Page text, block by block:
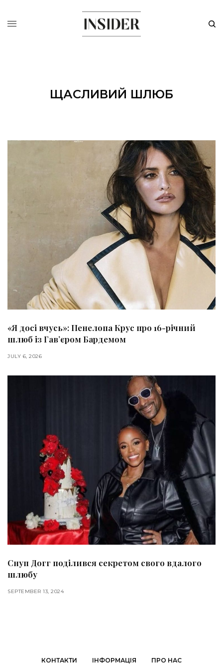
ЩАСЛИВИЙ ШЛЮБ
«Я досі вчусь»: Пенелопа Крус про 16-річний
шлюб із Гавʼєром Бардемом
JULY 6, 2026
Снуп Догг поділився секретом свого вдалого
шлюбу
SEPTEMBER 13, 2024
КОНТАКТИ ІНФОРМАЦІЯ ПРО НАС